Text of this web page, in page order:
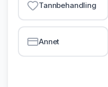
Tannbehandling
Annet